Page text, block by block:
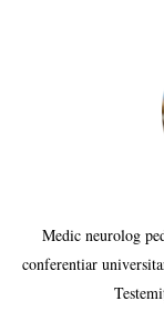
Medic neurolog
conferentiar